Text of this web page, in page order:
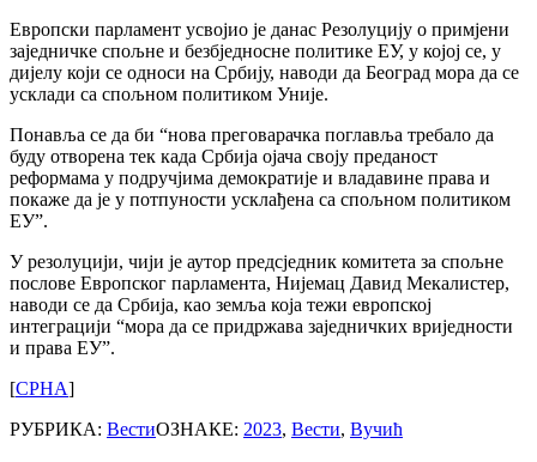
Европски парламент усвојио је данас Резолуцију о примјени
заједничке спољне и безбједносне политике ЕУ, у којој се, у
дијелу који се односи на Србију, наводи да Београд мора да се
усклади са спољном политиком Уније.
Понавља се да би “нова преговарачка поглавља требало да
буду отворена тек када Србија ојача своју преданост
реформама у подручјима демократије и владавине права и
покаже да је у потпуности усклађена са спољном политиком
ЕУ”.
У резолуцији, чији је аутор предсједник комитета за спољне
послове Европског парламента, Нијемац Давид Мекалистер,
наводи се да Србија, као земља која тежи европској
интеграцији “мора да се придржава заједничких вриједности
и права ЕУ”.
[СРНА]
РУБРИКА: ВестиОЗНАКЕ: 2023, Вести, Вучић